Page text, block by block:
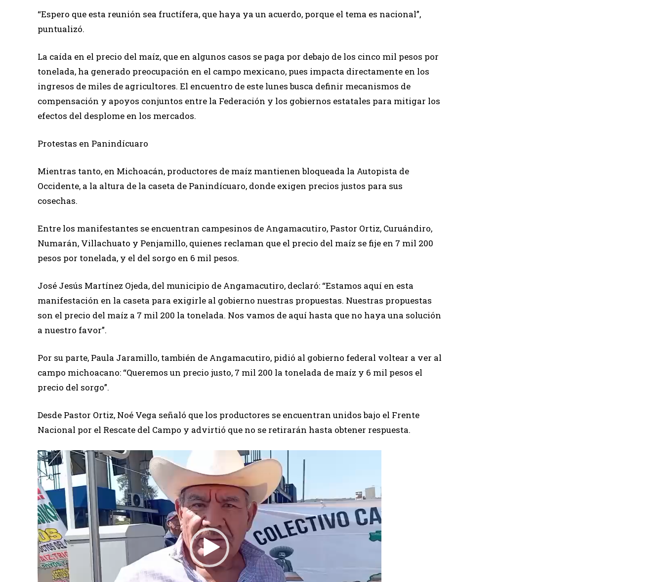
“Espero que esta reunión sea fructífera, que haya ya un acuerdo, porque el tema es nacional”,
puntualizó.
La caída en el precio del maíz, que en algunos casos se paga por debajo de los cinco mil pesos por
tonelada, ha generado preocupación en el campo mexicano, pues impacta directamente en los
ingresos de miles de agricultores. El encuentro de este lunes busca definir mecanismos de
compensación y apoyos conjuntos entre la Federación y los gobiernos estatales para mitigar los
efectos del desplome en los mercados.
Protestas en Panindícuaro
Mientras tanto, en Michoacán, productores de maíz mantienen bloqueada la Autopista de
Occidente, a la altura de la caseta de Panindícuaro, donde exigen precios justos para sus
cosechas.
Entre los manifestantes se encuentran campesinos de Angamacutiro, Pastor Ortiz, Curuándiro,
Numarán, Villachuato y Penjamillo, quienes reclaman que el precio del maíz se fije en 7 mil 200
pesos por tonelada, y el del sorgo en 6 mil pesos.
José Jesús Martínez Ojeda, del municipio de Angamacutiro, declaró: “Estamos aquí en esta
manifestación en la caseta para exigirle al gobierno nuestras propuestas. Nuestras propuestas
son el precio del maíz a 7 mil 200 la tonelada. Nos vamos de aquí hasta que no haya una solución
a nuestro favor”.
Por su parte, Paula Jaramillo, también de Angamacutiro, pidió al gobierno federal voltear a ver al
campo michoacano: “Queremos un precio justo, 7 mil 200 la tonelada de maíz y 6 mil pesos el
precio del sorgo”.
Desde Pastor Ortiz, Noé Vega señaló que los productores se encuentran unidos bajo el Frente
Nacional por el Rescate del Campo y advirtió que no se retirarán hasta obtener respuesta.
R
e
p
r
o
d
u
c
t